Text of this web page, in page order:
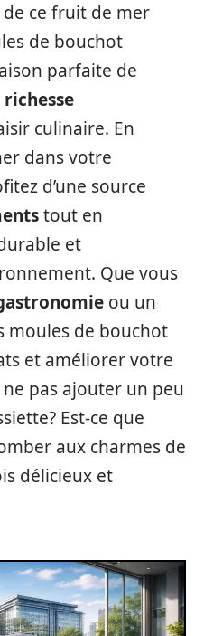
ce fruit de mer
de bouchot
parfaite de
richesse
culinaire. En
dans votre
d’une source
tout en
et
Que vous
ou un
moules de bouchot
et améliorer votre
pas ajouter un peu
Est-ce que
aux charmes de
délicieux et